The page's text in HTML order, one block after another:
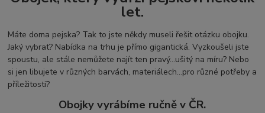
let.
Máte doma pejska? Tak to jste někdy museli řešit otázku obojku.
Jaký vybrat? Nabídka na trhu je přímo gigantická. Vyzkoušeli jste
spoustu, ale stále nemůžete najít ten pravý...ušitý na míru? Nebo
si jen libujete v různých barvách, materiálech...pro různé potřeby a
příležitosti?
Obojky vyrábíme ručně v ČR.